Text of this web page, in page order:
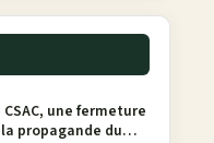
une fermeture
propagande du